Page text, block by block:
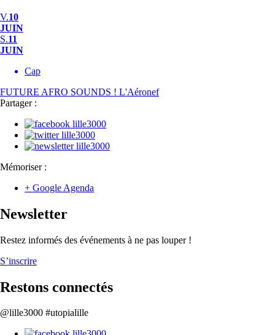
V.10
JUIN
S.11
JUIN
Cap
FUTURE AFRO SOUNDS ! L'Aéronef
Partager :
Mémoriser :
+ Google Agenda
Newsletter
Restez informés des événements à ne pas louper !
S’inscrire
Restons connectés
@lille3000 #utopialille